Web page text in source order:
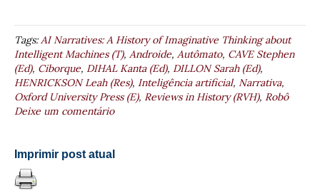
Tags:AI Narratives: A History of Imaginative Thinking about
Intelligent Machines (T), Androide, Autômato, CAVE Stephen
(Ed), Ciborque, DIHAL Kanta (Ed), DILLON Sarah (Ed),
HENRICKSON Leah (Res), Inteligência artificial, Narrativa,
Oxford University Press (E), Reviews in History (RVH), Robô
Deixe um comentário
Imprimir post atual